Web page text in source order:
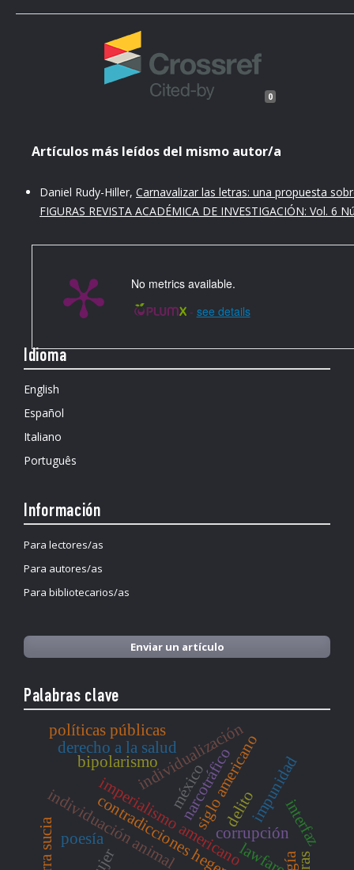
0
Artículos más leídos del mismo autor/a
Daniel Rudy-Hiller, Carnavalizar las letras: una propuesta
FIGURAS REVISTA ACADÉMICA DE INVESTIGACIÓN: Vol. 6
No metrics available.
- see details
Idioma
English
Español
Italiano
Português
Información
Para lectores/as
Para autores/as
Para bibliotecarios/as
Enviar un artículo
Palabras clave
siglo americano
imperialismo americano
individualización
individuación animal delito
corrupción
impunidad
derecho a la salud
políticas públicas
poesía
bipolarismo
lawfare
narcotráfico interfaz
méxico